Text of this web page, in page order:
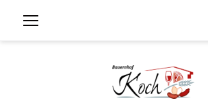
Inhalt